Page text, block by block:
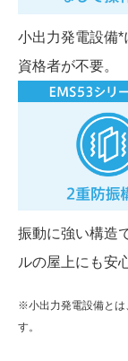
小出力発電設備*
資格者が不要。
振動に強い構造
ルの屋上にも安
※小出力発電設備とは
す。